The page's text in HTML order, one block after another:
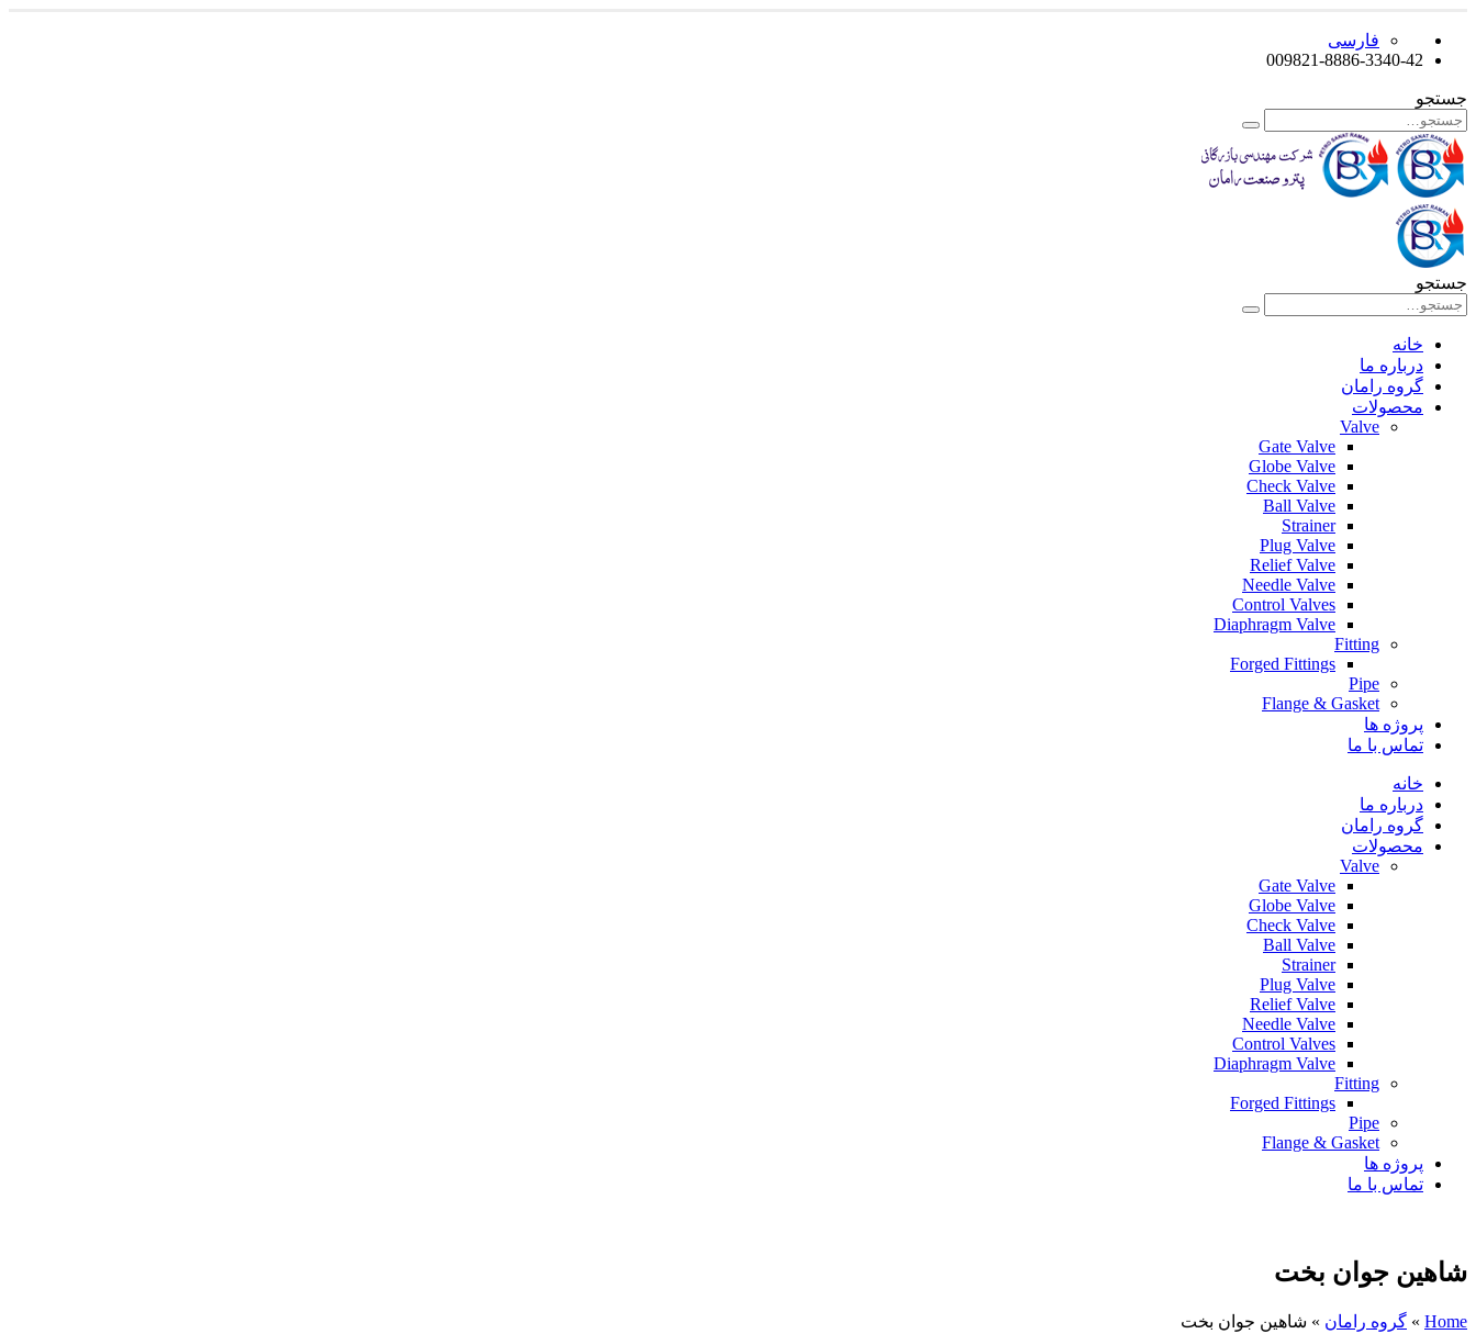
فارسی
009821-8886-3340-42
جستجو
جستجو
خانه
درباره ما
گروه رامان
محصولات
Valve
Gate Valve
Globe Valve
Check Valve
Ball Valve
Strainer
Plug Valve
Relief Valve
Needle Valve
Control Valves
Diaphragm Valve
Fitting
Forged Fittings
Pipe
Flange & Gasket
پروژه ها
تماس با ما
خانه
درباره ما
گروه رامان
محصولات
Valve
Gate Valve
Globe Valve
Check Valve
Ball Valve
Strainer
Plug Valve
Relief Valve
Needle Valve
Control Valves
Diaphragm Valve
Fitting
Forged Fittings
Pipe
Flange & Gasket
پروژه ها
تماس با ما
شاهین جوان بخت
Home
» گروه رامان » شاهین جوان بخت